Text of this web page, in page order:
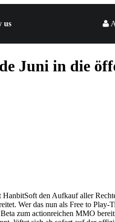
us
Juni in die
HanbitSoft den Aufkauf aller
Wer das nun als Free to Play-
zum actionreichen MMO